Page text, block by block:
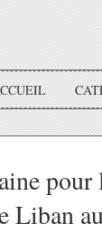
pour
Liban